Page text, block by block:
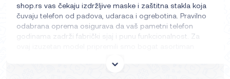
shop.rs vas čekaju izdržljive maske i zaštitna stakla koja
čuvaju telefon od padova, udaraca i ogrebotina. Pravilno
odabrana oprema osigurava da vaš pametni telefon
godinama zadrži fabrički sjaj i punu funkcionalnost. Za